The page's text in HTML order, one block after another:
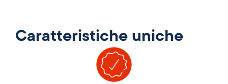
Caratteristiche uniche